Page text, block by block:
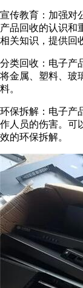
宣传教育：加强对
产品回收的认识和
相关知识，提供回
分类回收：电子产
将金属、塑料、玻
料。
环保拆解：电子产
作人员的伤害。可
效的环保拆解。